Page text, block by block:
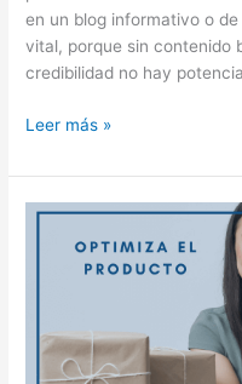
en un blog informativo o
vital, porque sin contenido
credibilidad no hay
Leer más »
Cómo
optimizar
un
producto